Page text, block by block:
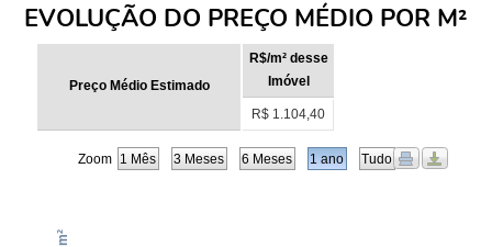
EVOLUÇÃO DO PREÇO MÉDIO POR M²